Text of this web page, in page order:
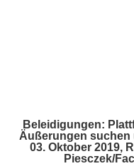
Beleidigungen:
Äußerungen suchen
03. Oktober 2019,
Piesczek/